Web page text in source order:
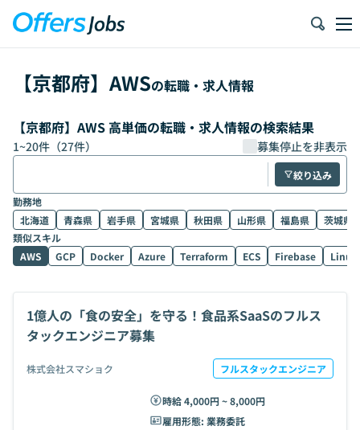
【京都府】 AWSの転職・求人情報
【京都府】AWS 高単価の転職・求人情報の検索結果
1~20件（27件） 募集停止を非表示
絞り込み
勤務地
北海道
青森県 岩手県 宮城県 秋田県 山形県 福島県
茨城県
類似スキル
AWS
GCP Docker Azure Terraform ECS Firebase Linux
1億人の「食の安全」を守る！食品系SaaSのフルス
タックエンジニア募集
株式会社スマショク フルスタックエンジニア
時給 4,000円 ~ 8,000円
雇用形態: 業務委託